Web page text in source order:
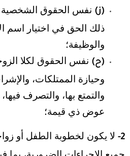
(ز) نفس الحقوق الشخصية
ذلك الحق في اختيار اسم
والوظيفة؛
(ح) نفس الحقوق لكلا
وحيازة الممتلكات،
والتمتع بها، والتصرف
عوض ذي قيمة؛
2-
لا يكون لخطوبة الطفل أو